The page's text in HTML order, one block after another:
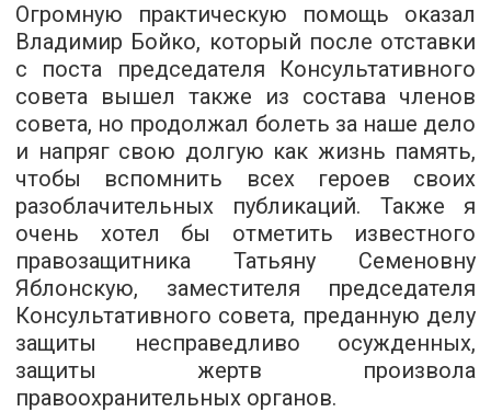
Огромную практическую помощь оказал
Владимир Бойко, который после отставки
с поста председателя Консультативного
совета вышел также из состава членов
совета, но продолжал болеть за наше дело
и напряг свою долгую как жизнь память,
чтобы вспомнить всех героев своих
разоблачительных публикаций. Также я
очень хотел бы отметить известного
правозащитника Татьяну Семеновну
Яблонскую, заместителя председателя
Консультативного совета, преданную делу
защиты несправедливо осужденных,
защиты жертв произвола
правоохранительных органов.